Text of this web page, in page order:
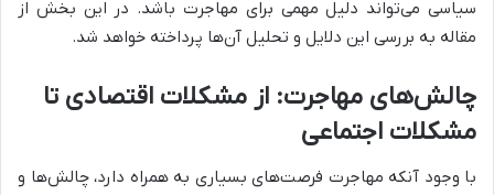
سیاسی می‌تواند دلیل مهمی برای مهاجرت باشد. در این بخش از
مقاله به بررسی این دلایل و تحلیل آن‌ها پرداخته خواهد شد.
چالش‌های مهاجرت: از مشکلات اقتصادی تا
مشکلات اجتماعی
با وجود آنکه مهاجرت فرصت‌های بسیاری به همراه دارد، چالش‌ها و